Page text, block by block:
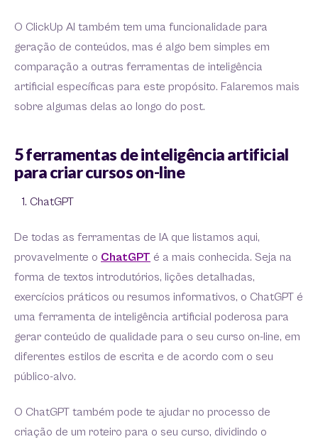
O ClickUp AI também tem uma funcionalidade para
geração de conteúdos, mas é algo bem simples em
comparação a outras ferramentas de inteligência
artificial específicas para este propósito. Falaremos mais
sobre algumas delas ao longo do post.
5 ferramentas de inteligência artificial
para criar cursos on-line
ChatGPT
De todas as ferramentas de IA que listamos aqui,
provavelmente o ChatGPT é a mais conhecida. Seja na
forma de textos introdutórios, lições detalhadas,
exercícios práticos ou resumos informativos, o ChatGPT é
uma ferramenta de inteligência artificial poderosa para
gerar conteúdo de qualidade para o seu curso on-line, em
diferentes estilos de escrita e de acordo com o seu
público-alvo.
O ChatGPT também pode te ajudar no processo de
criação de um roteiro para o seu curso, dividindo o